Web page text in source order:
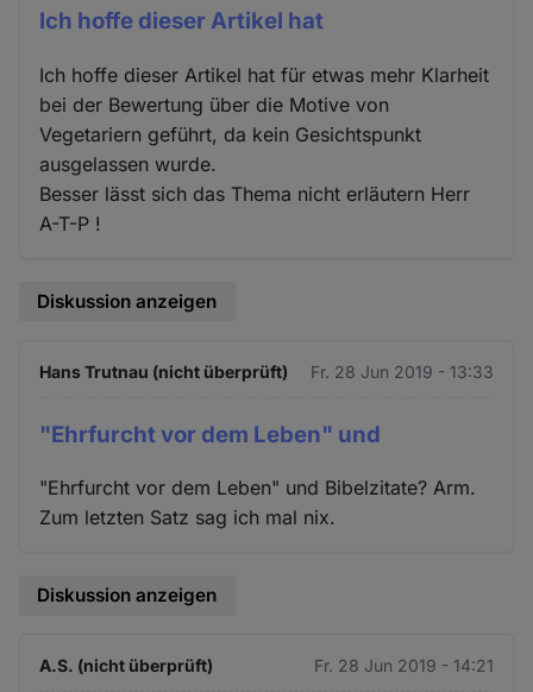
Ich hoffe dieser Artikel hat
Ich hoffe dieser Artikel hat für etwas mehr Klarheit
bei der Bewertung über die Motive von
Vegetariern geführt, da kein Gesichtspunkt
ausgelassen wurde.
Besser lässt sich das Thema nicht erläutern Herr
A-T-P !
Diskussion anzeigen
Hans Trutnau (nicht überprüft) Fr. 28 Jun 2019 - 13:33
"Ehrfurcht vor dem Leben" und
"Ehrfurcht vor dem Leben" und Bibelzitate? Arm.
Zum letzten Satz sag ich mal nix.
Diskussion anzeigen
A.S. (nicht überprüft) Fr. 28 Jun 2019 - 14:21